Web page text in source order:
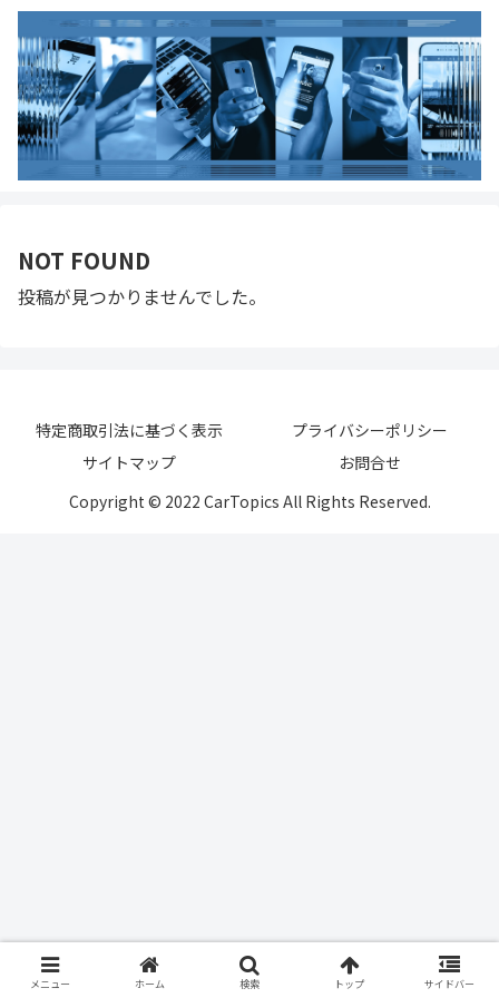
NOT FOUND
投稿が見つかりませんでした。
特定商取引法に基づく表示
プライバシーポリシー
サイトマップ
お問合せ
Copyright © 2022 CarTopics All Rights Reserved.
メニュー ホーム 検索 トップ サイドバー